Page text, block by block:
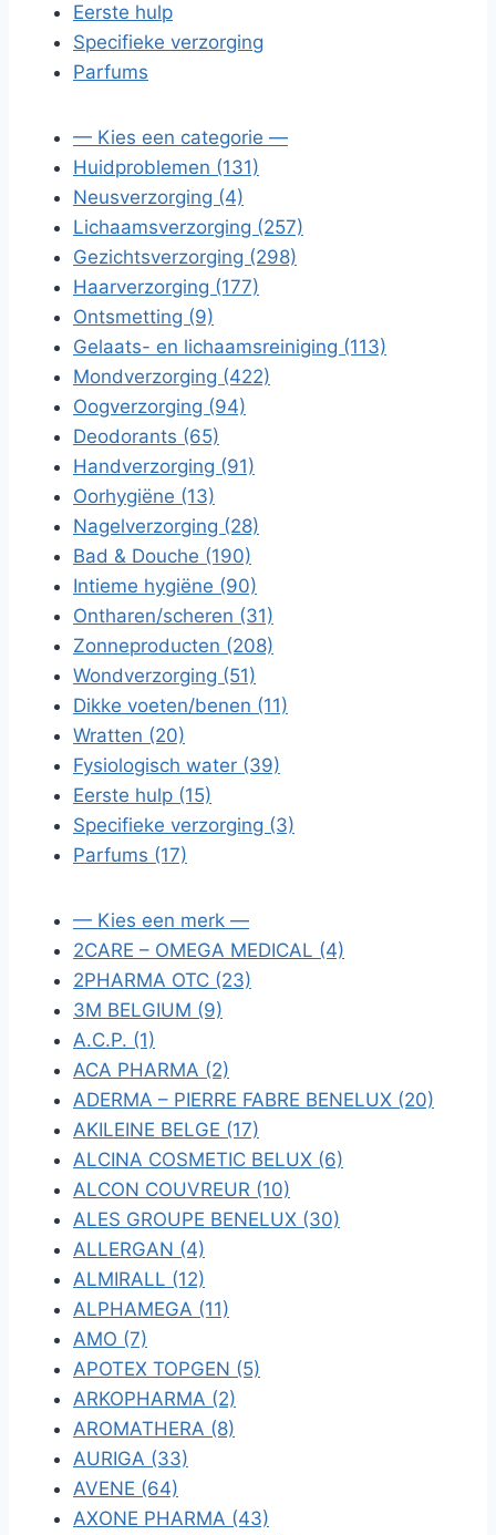
Eerste hulp
Specifieke verzorging
Parfums
— Kies een categorie —
Huidproblemen (131)
Neusverzorging (4)
Lichaamsverzorging (257)
Gezichtsverzorging (298)
Haarverzorging (177)
Ontsmetting (9)
Gelaats- en lichaamsreiniging (113)
Mondverzorging (422)
Oogverzorging (94)
Deodorants (65)
Handverzorging (91)
Oorhygiëne (13)
Nagelverzorging (28)
Bad & Douche (190)
Intieme hygiëne (90)
Ontharen/scheren (31)
Zonneproducten (208)
Wondverzorging (51)
Dikke voeten/benen (11)
Wratten (20)
Fysiologisch water (39)
Eerste hulp (15)
Specifieke verzorging (3)
Parfums (17)
— Kies een merk —
2CARE – OMEGA MEDICAL (4)
2PHARMA OTC (23)
3M BELGIUM (9)
A.C.P. (1)
ACA PHARMA (2)
ADERMA – PIERRE FABRE BENELUX (20)
AKILEINE BELGE (17)
ALCINA COSMETIC BELUX (6)
ALCON COUVREUR (10)
ALES GROUPE BENELUX (30)
ALLERGAN (4)
ALMIRALL (12)
ALPHAMEGA (11)
AMO (7)
APOTEX TOPGEN (5)
ARKOPHARMA (2)
AROMATHERA (8)
AURIGA (33)
AVENE (64)
AXONE PHARMA (43)